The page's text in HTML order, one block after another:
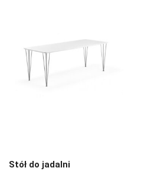
Stół do jadalni